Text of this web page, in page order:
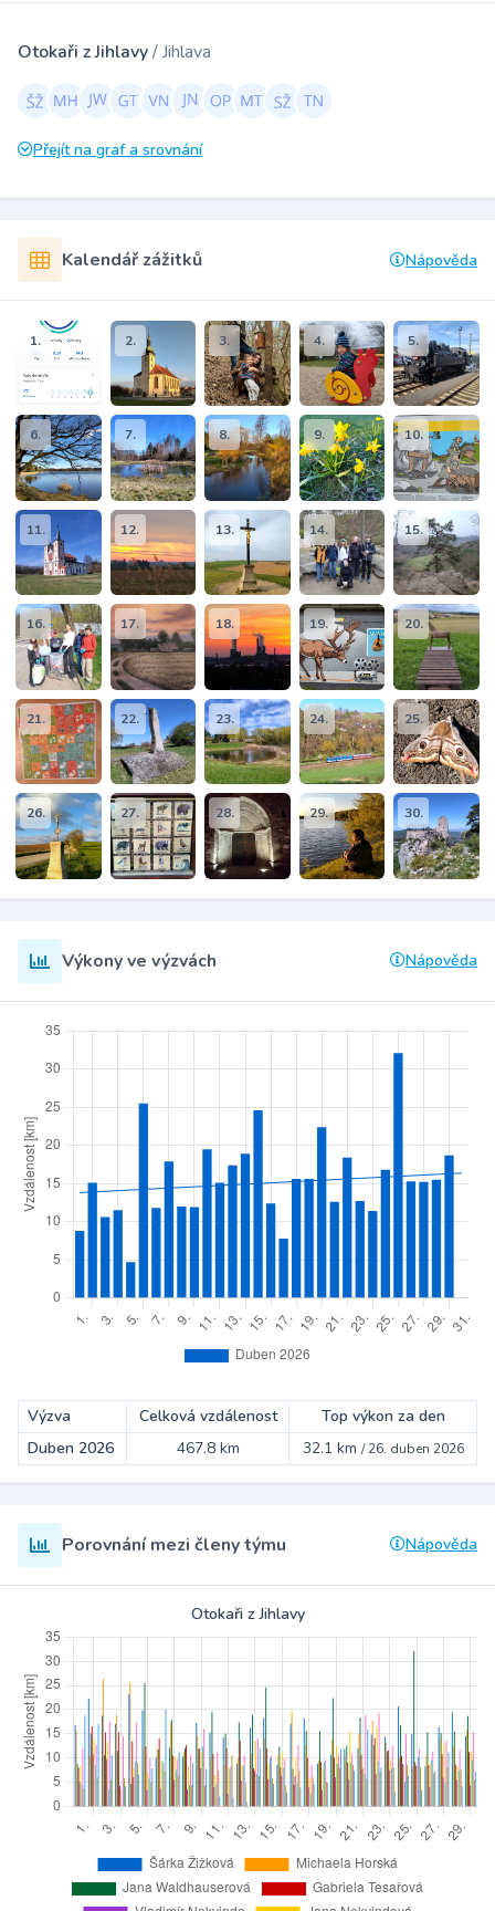
Otokaři z Jihlavy/ Jihlava
Přejít na graf a srovnání
Kalendář zážitků Nápověda
1. 2. 3. 4. 5.
6. 7. 8. 9. 10.
11. 12. 13. 14. 15.
16. 17. 18. 19. 20.
21. 22. 23. 24. 25.
26. 27. 28. 29. 30.
Výkony ve výzvách Nápověda
Výzva Celková vzdálenost
Top výkon za den
Duben 2026
467.8 km 32.1 km /26. duben 2026
Porovnání mezi členy týmu Nápověda
Otokaři z Jihlavy